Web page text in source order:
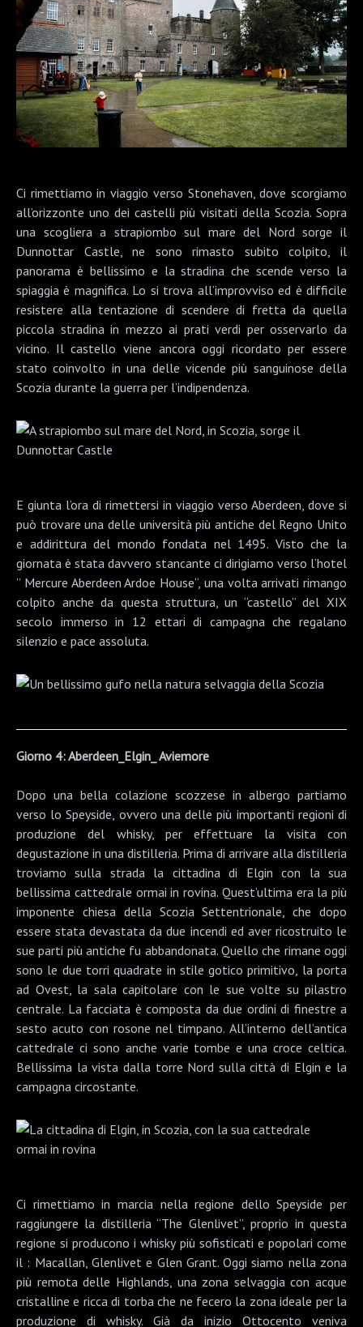
Ci rimettiamo in viaggio verso Stonehaven, dove scorgiamo
all’orizzonte uno dei castelli più visitati della Scozia. Sopra
una scogliera a strapiombo sul mare del Nord sorge il
Dunnottar Castle, ne sono rimasto subito colpito, il
panorama è bellissimo e la stradina che scende verso la
spiaggia è magnifica. Lo si trova all’improvviso ed è difficile
resistere alla tentazione di scendere di fretta da quella
piccola stradina in mezzo ai prati verdi per osservarlo da
vicino. Il castello viene ancora oggi ricordato per essere
stato coinvolto in una delle vicende più sanguinose della
Scozia durante la guerra per l’indipendenza.
E giunta l’ora di rimettersi in viaggio verso Aberdeen, dove si
può trovare una delle università più antiche del Regno Unito
e addirittura del mondo fondata nel 1495. Visto che la
giornata è stata davvero stancante ci dirigiamo verso l’hotel
” Mercure Aberdeen Ardoe House“, una volta arrivati rimango
colpito anche da questa struttura, un “castello” del XIX
secolo immerso in 12 ettari di campagna che regalano
silenzio e pace assoluta.
Giorno 4: Aberdeen_Elgin_ Aviemore
Dopo una bella colazione scozzese in albergo partiamo
verso loSpeyside, ovvero una delle più importanti regioni di
produzione del whisky, per effettuare la visita con
degustazione in una distilleria. Prima di arrivare alla distilleria
troviamo sulla strada la cittadina di Elgin con la sua
bellissima cattedrale ormai in rovina. Quest’ultima era la più
imponente chiesa della Scozia Settentrionale, che dopo
essere stata devastata da due incendi ed aver ricostruito le
sue parti più antiche fu abbandonata. Quello che rimane oggi
sono le due torri quadrate in stile gotico primitivo, la porta
ad Ovest, la sala capitolare con le sue volte su pilastro
centrale. La facciata è composta da due ordini di finestre a
sesto acuto con rosone nel timpano. All’interno dell’antica
cattedrale ci sono anche varie tombe e una croce celtica.
Bellissima la vista dalla torre Nord sulla città di Elgin e la
campagna circostante.
Ci rimettiamo in marcia nella regione dello Speyside per
raggiungere la distilleria “The Glenlivet”, proprio in questa
regione si producono i whisky più sofisticati e popolari come
il : Macallan, Glenlivete Glen Grant. Oggi siamo nella zona
più remota delle Highlands, una zona selvaggia con acque
cristalline e ricca di torba che ne fecero la zona ideale per la
produzione di whisky. Già da inizio Ottocento veniva